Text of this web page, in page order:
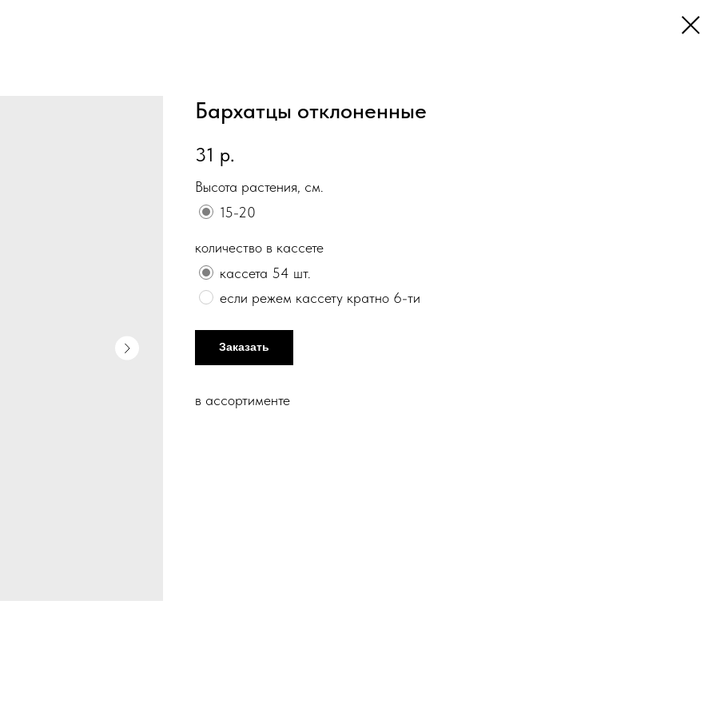
Бархатцы отклоненные
31 р.
Высота растения, см.
15-20
количество в кассете
кассета 54 шт.
если режем кассету кратно 6-ти
Заказать
в ассортименте